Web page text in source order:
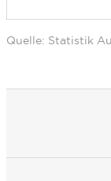
Quelle: Statistik